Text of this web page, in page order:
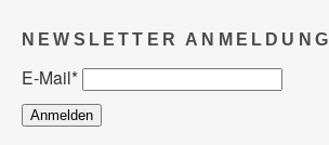
NEWSLETTER ANMELDUNG
E-Mail*